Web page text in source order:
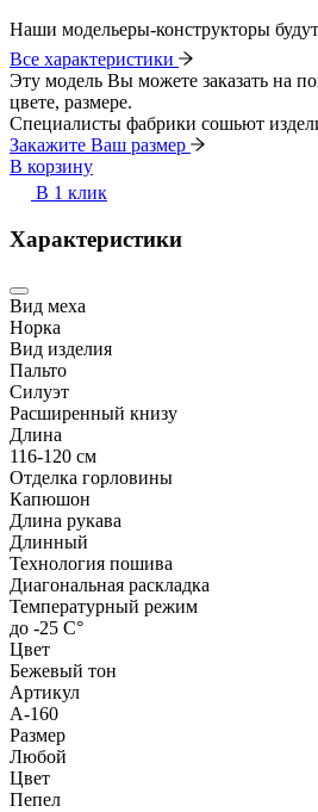
Наши модельеры-конструкторы
Все характеристики
Эту модель Вы можете заказать на
цвете, размере.
Специалисты фабрики сошьют
Закажите Ваш размер
В корзину
В 1 клик
Характеристики
Вид меха
Норка
Вид изделия
Пальто
Силуэт
Расширенный книзу
Длина
116-120 см
Отделка горловины
Капюшон
Длина рукава
Длинный
Технология пошива
Диагональная раскладка
Температурный режим
до -25 С°
Цвет
Бежевый тон
Артикул
А-160
Размер
Любой
Цвет
Пепел